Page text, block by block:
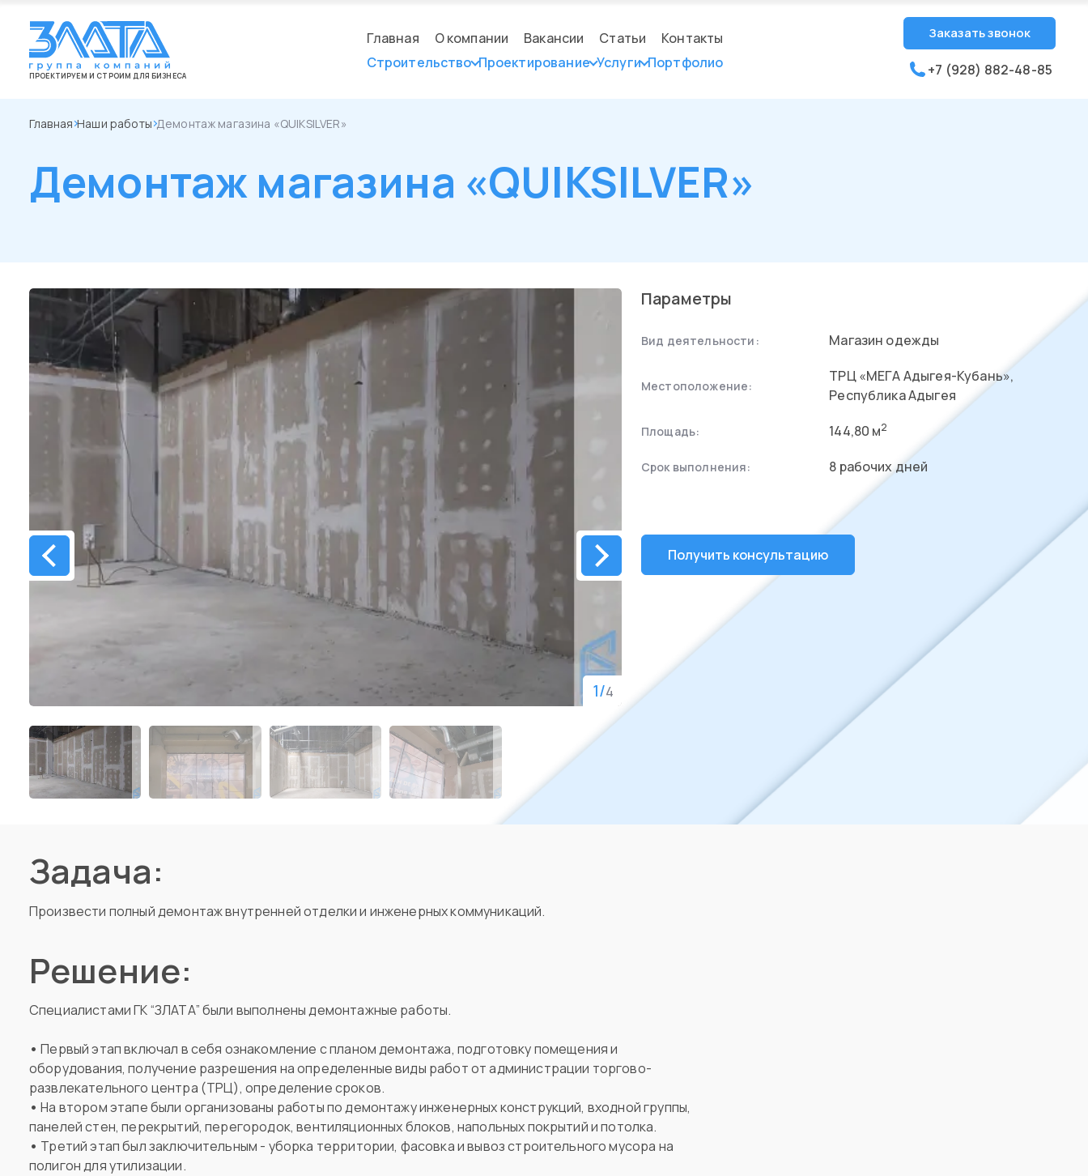
ПРОЕКТИРУЕМ И СТРОИМ ДЛЯ БИЗНЕСА
Главная О компании Вакансии Статьи
Контакты
Строительство Проектирование Услуги Портфолио
Заказать звонок
+7 (928) 882-48-85
Главная Наши работы Демонтаж магазина «QUIKSILVER»
Демонтаж магазина «QUIKSILVER»
1/4
Параметры
Вид деятельности: Магазин одежды
Местоположение:
ТРЦ «МЕГА Адыгея-Кубань»,
Республика Адыгея
Площадь: 144,80 м2
Срок выполнения: 8 рабочих дней
Получить консультацию
Задача:
Произвести полный демонтаж внутренней отделки и инженерных коммуникаций.
Решение:
Специалистами ГК “ЗЛАТА” были выполнены демонтажные работы.
•Первый этап включал в себя ознакомление с планом демонтажа, подготовку помещения и
оборудования, получение разрешения на определенные виды работ от администрации торгово-
развлекательного центра (ТРЦ), определение сроков.
•На втором этапе были организованы работы по демонтажу инженерных конструкций, входной группы,
панелей стен, перекрытий, перегородок, вентиляционных блоков, напольных покрытий и потолка.
• Третий этап был заключительным - уборка территории, фасовка и вывоз строительного мусора на
полигон для утилизации.